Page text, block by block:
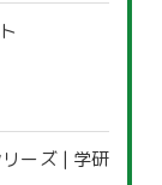
ーズ | 学研